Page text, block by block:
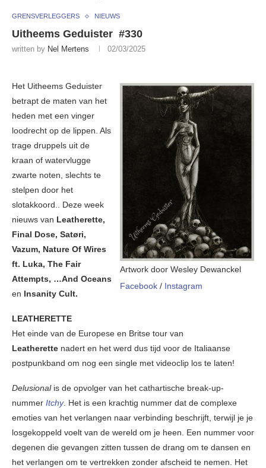
GRENSVERLEGGERS NIEUWS
Uitheems Geduister #330
written by Nel Mertens 02/03/2025
Artwork door Wesley Dewanckel
Facebook / Instagram
Het Uitheems Geduister
betrapt de maten van het
heden met een vinger
loodrecht op de lippen. Als
trage druppels uit de
kraan of watervlugge
zwarte noten, slechts te
stelpen door het
slotakkoord.. Deze week
nieuws van Leatherette,
Final Dose, Satøri,
Vazum, Nature Of Wires
ft. Luka, The Fair
Attempts, …And Oceans
en Insanity Cult.
LEATHERETTE
Het einde van de Europese en Britse tour van
Leatherette nadert en het werd dus tijd voor de Italiaanse
postpunkband om nog een single met videoclip los te laten!
Delusionalis de opvolger van het cathartische break-up-
nummer Itchy. Het is een krachtig nummer dat de complexe
emoties van het verlangen naar verbinding beschrijft, terwijl je je
losgekoppeld voelt van de wereld om je heen. Een nummer voor
degenen die gevangen zitten tussen de drang om te dansen en
het verlangen om te vertrekken zonder afscheid te nemen. Het